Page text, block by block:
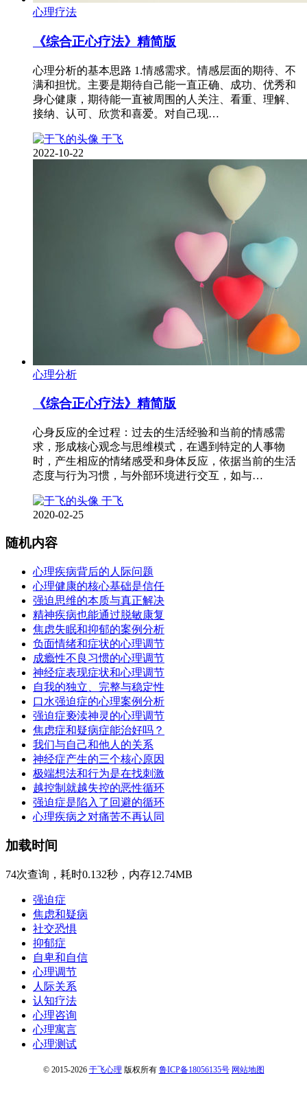
心理疗法
《综合正心疗法》精简版
心理分析的基本思路 1.情感需求。情感层面的期待、不
满和担忧。主要是期待自己能一直正确、成功、优秀和
身心健康，期待能一直被周围的人关注、看重、理解、
接纳、认可、欣赏和喜爱。对自己现…
于飞
2022-10-22
心理分析
《综合正心疗法》精简版
心身反应的全过程：过去的生活经验和当前的情感需
求，形成核心观念与思维模式，在遇到特定的人事物
时，产生相应的情绪感受和身体反应，依据当前的生活
态度与行为习惯，与外部环境进行交互，如与…
于飞
2020-02-25
随机内容
心理疾病背后的人际问题
心理健康的核心基础是信任
强迫思维的本质与真正解决
精神疾病也能通过脱敏康复
焦虑失眠和抑郁的案例分析
负面情绪和症状的心理调节
成瘾性不良习惯的心理调节
神经症表现症状和心理调节
自我的独立、完整与稳定性
口水强迫症的心理案例分析
强迫症亵渎神灵的心理调节
焦虑症和疑病症能治好吗？
我们与自己和他人的关系
神经症产生的三个核心原因
极端想法和行为是在找刺激
越控制就越失控的恶性循环
强迫症是陷入了回避的循环
心理疾病之对痛苦不再认同
加载时间
74次查询，耗时0.132秒，内存12.74MB
强迫症
焦虑和疑病
社交恐惧
抑郁症
自卑和自信
心理调节
人际关系
认知疗法
心理咨询
心理寓言
心理测试
© 2015-2026 于飞心理 版权所有 鲁ICP备18056135号 网站地图